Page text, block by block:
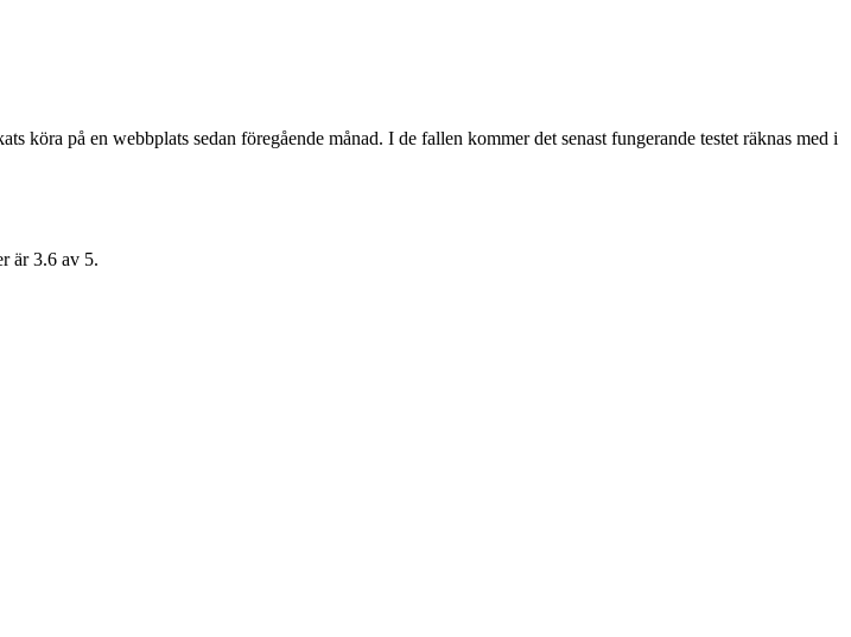
på en webbplats sedan föregående månad. I de fallen kommer det senast fungerande testet räknas med i
är 3.6 av 5.